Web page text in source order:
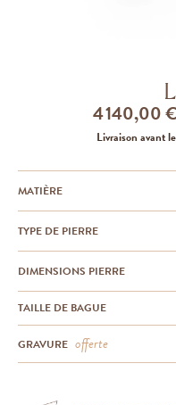
4 140,00
Livraison avant
MATIÈRE
TYPE DE PIERRE
DIMENSIONS PIERRE
TAILLE DE BAGUE
GRAVURE offerte